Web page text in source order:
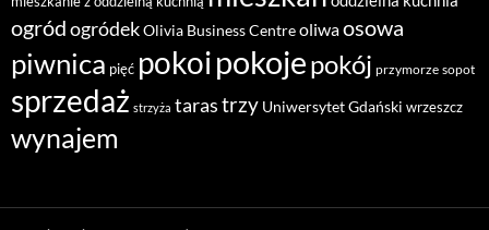
ogródogródekOlivia Business Centreoliwaosowa
piwnica pięć pokoipokojepokój przymorze sopot
sprzedaż strzyża tarastrzy Uniwersytet Gdański wrzeszcz
wynajem